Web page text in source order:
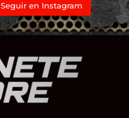
Seguir en Instagram